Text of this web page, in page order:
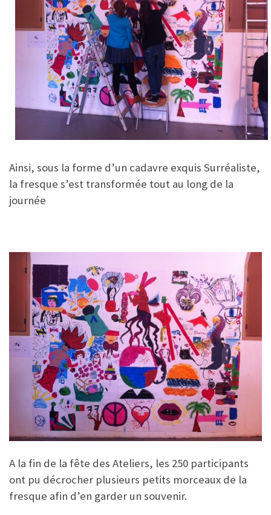
Ainsi, sous la forme d’un cadavre exquis Surréaliste,
la fresque s’est transformée tout au long de la
journée
A la fin de la fête des Ateliers, les 250 participants
ont pu décrocher plusieurs petits morceaux de la
fresque afin d’en garder un souvenir.